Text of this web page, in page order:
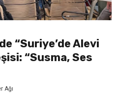
“Suriye’de Alevi
“Susma, Ses
Ağı